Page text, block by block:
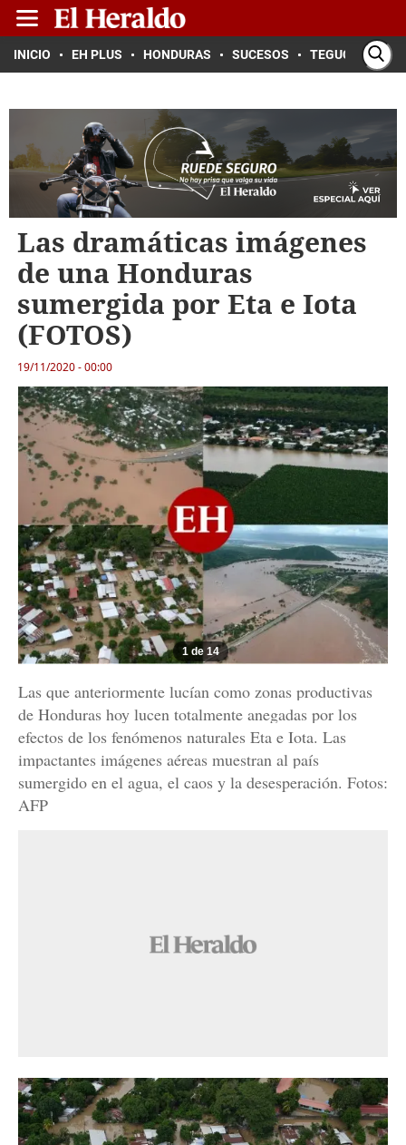
INICIO EH PLUS HONDURAS SUCESOS TEGUCIGALPA
Las dramáticas imágenes
de una Honduras
sumergida por Eta e Iota
(FOTOS)
19/11/2020 - 00:00
1 de 14
Las que anteriormente lucían como zonas productivas
de Honduras hoy lucen totalmente anegadas por los
efectos de los fenómenos naturales Eta e Iota. Las
impactantes imágenes aéreas muestran al país
sumergido en el agua, el caos y la desesperación. Fotos:
AFP